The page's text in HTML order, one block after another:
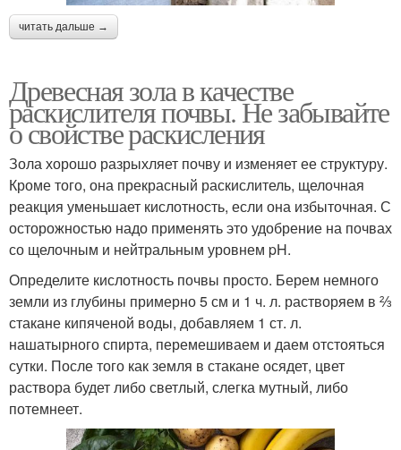
читать дальше →
Древесная зола в качестве
раскислителя почвы. Не забывайте
о свойстве раскисления
Зола хорошо разрыхляет почву и изменяет ее структуру.
Кроме того, она прекрасный раскислитель, щелочная
реакция уменьшает кислотность, если она избыточная. С
осторожностью надо применять это удобрение на почвах
со щелочным и нейтральным уровнем pH.
Определите кислотность почвы просто. Берем немного
земли из глубины примерно 5 см и 1 ч. л. растворяем в ⅔
стакане кипяченой воды, добавляем 1 ст. л.
нашатырного спирта, перемешиваем и даем отстояться
сутки. После того как земля в стакане осядет, цвет
раствора будет либо светлый, слегка мутный, либо
потемнеет.